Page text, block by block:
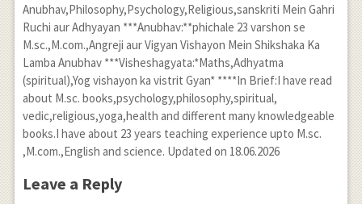
Anubhav,Philosophy,Psychology,Religious,sanskriti Mein Gahri
Ruchi aur Adhyayan ***Anubhav:**phichale 23 varshon se
M.sc.,M.com.,Angreji aur Vigyan Vishayon Mein Shikshaka Ka
Lamba Anubhav ***Visheshagyata:*Maths,Adhyatma
(spiritual),Yog vishayon ka vistrit Gyan* ****In Brief:I have read
about M.sc. books,psychology,philosophy,spiritual,
vedic,religious,yoga,health and different many knowledgeable
books.I have about 23 years teaching experience upto M.sc.
,M.com.,English and science. Updated on 18.06.2026
Leave a Reply